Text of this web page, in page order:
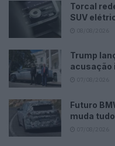
Torcal
SUV
Trump
acusação
Futuro
muda